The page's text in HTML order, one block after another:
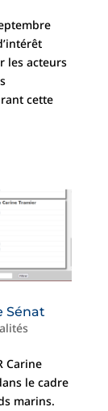
les acteurs
cette
Sénat
Carine
le cadre
marins.